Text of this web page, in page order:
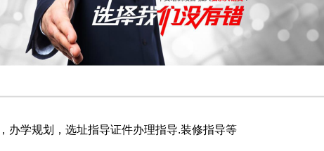
办学规划，选址指导证件办理指导.装修指导等